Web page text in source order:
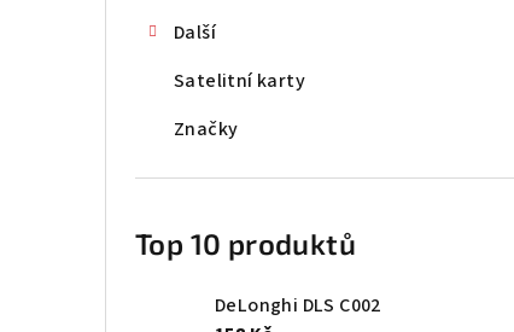
Další
Satelitní karty
Značky
Top 10 produktů
DeLonghi DLS C002